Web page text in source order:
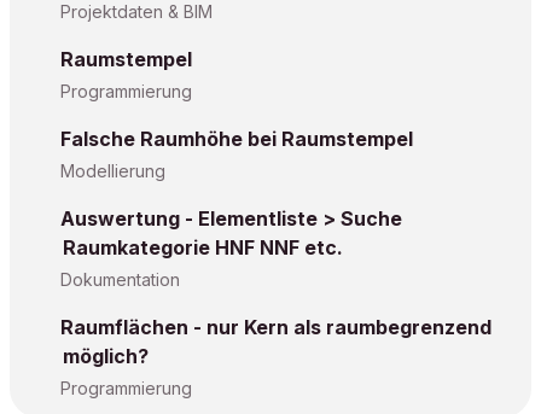
Projektdaten & BIM
Raumstempel
Programmierung
Falsche Raumhöhe bei Raumstempel
Modellierung
Auswertung - Elementliste > Suche
Raumkategorie HNF NNF etc.
Dokumentation
Raumflächen - nur Kern als raumbegrenzend
möglich?
Programmierung